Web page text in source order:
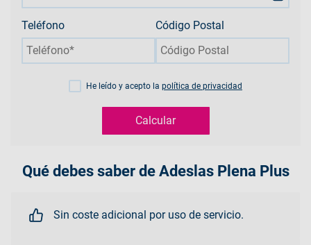
Teléfono Código Postal
He leído y acepto la política de privacidad
Calcular
Qué debes saber de Adeslas Plena Plus
Sin coste adicional por uso de servicio.